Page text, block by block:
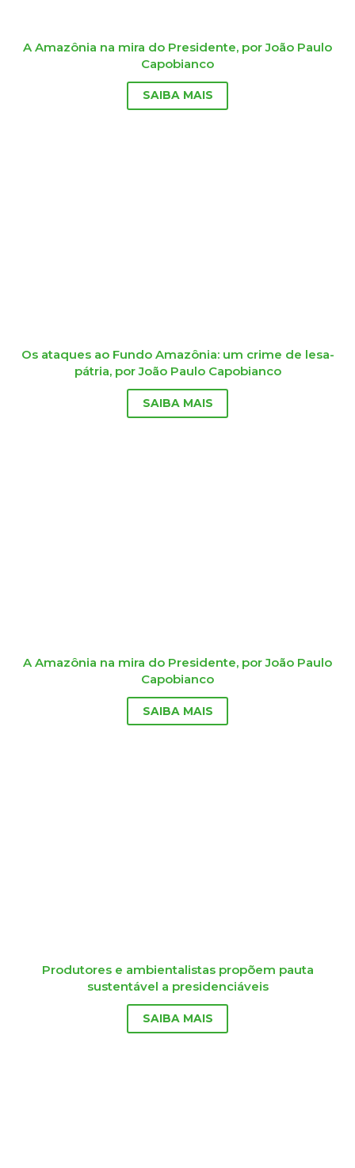
A Amazônia na mira do Presidente, por João Paulo
Capobianco
SAIBA MAIS
Os ataques ao Fundo Amazônia: um crime de lesa-
pátria, por João Paulo Capobianco
SAIBA MAIS
A Amazônia na mira do Presidente, por João Paulo
Capobianco
SAIBA MAIS
Produtores e ambientalistas propõem pauta
sustentável a presidenciáveis
SAIBA MAIS